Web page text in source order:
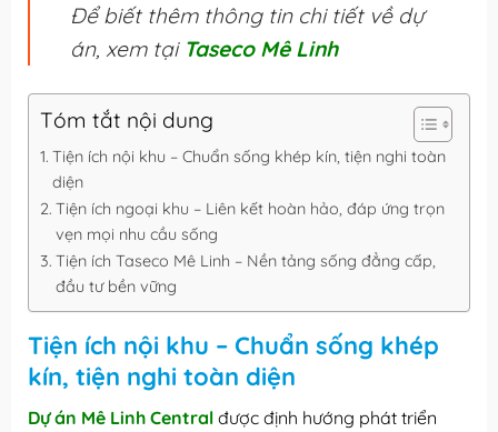
Để biết thêm thông tin chi tiết về dự
án, xem tại Taseco Mê Linh
Tóm tắt nội dung
Tiện ích nội khu – Chuẩn sống khép kín, tiện nghi toàn
diện
Tiện ích ngoại khu – Liên kết hoàn hảo, đáp ứng trọn
vẹn mọi nhu cầu sống
Tiện ích Taseco Mê Linh – Nền tảng sống đẳng cấp,
đầu tư bền vững
Tiện ích nội khu – Chuẩn sống khép
kín, tiện nghi toàn diện
Dự án Mê Linh Central được định hướng phát triển